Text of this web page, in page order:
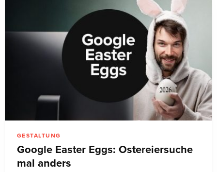
GESTALTUNG
Google Easter Eggs: Ostereiersuche
mal anders